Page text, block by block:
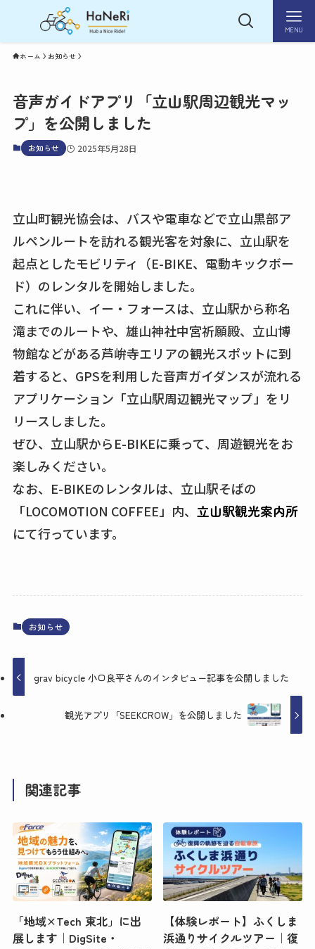
MENU
ホーム お知らせ
音声ガイドアプリ「立山駅周辺観光マッ
プ」を公開しました
お知らせ 2025年5月28日
立山町観光協会は、バスや電車などで立山黒部ア
ルペンルートを訪れる観光客を対象に、立山駅を
起点としたモビリティ（E-BIKE、電動キックボー
ド）のレンタルを開始しました。
これに伴い、イー・フォースは、立山駅から称名
滝までのルートや、雄山神社中宮祈願殿、立山博
物館などがある芦峅寺エリアの観光スポットに到
着すると、GPSを利用した音声ガイダンスが流れる
アプリケーション「立山駅周辺観光マップ」をリ
リースしました。
ぜひ、立山駅からE-BIKEに乗って、周遊観光をお
楽しみください。
なお、E-BIKEのレンタルは、立山駅そばの
「LOCOMOTION COFFEE」内、 立山駅観光案内所
にて行っています。
お知らせ
grav bicycle 小口良平さんのインタビュー記事を公開しました
観光アプリ「SEEKCROW」を公開しました
関連記事
「地域×Tech 東北」に出
展します｜DigSite・
【体験レポート】ふくしま
浜通りサイクルツアー｜復